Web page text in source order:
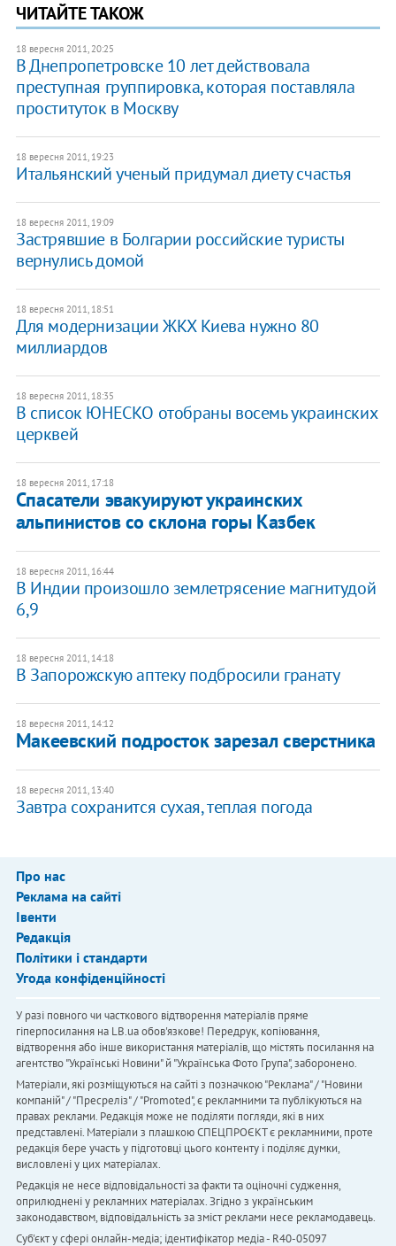
ЧИТАЙТЕ ТАКОЖ
18 вересня 2011, 20:25
В Днепропетровске 10 лет действовала
преступная группировка, которая поставляла
проституток в Москву
18 вересня 2011, 19:23
Итальянский ученый придумал диету счастья
18 вересня 2011, 19:09
​Застрявшие в Болгарии российские туристы
вернулись домой
18 вересня 2011, 18:51
Для модернизации ЖКХ Киева нужно 80
миллиардов
18 вересня 2011, 18:35
В список ЮНЕСКО отобраны восемь украинских
церквей
18 вересня 2011, 17:18
Спасатели эвакуируют украинских
альпинистов со склона горы Казбек
18 вересня 2011, 16:44
​В Индии произошло землетрясение магнитудой
6,9
18 вересня 2011, 14:18
В Запорожскую аптеку подбросили гранату
18 вересня 2011, 14:12
Макеевский подросток зарезал сверстника
18 вересня 2011, 13:40
Завтра сохранится сухая, теплая погода
Про нас
Реклама на сайті
Івенти
Редакція
Політики і стандарти
Угода конфіденційності
У разі повного чи часткового відтворення матеріалів пряме
гіперпосилання на LB.ua обов'язкове! Передрук, копіювання,
відтворення або інше використання матеріалів, що містять посилання на
агентство "Українськi Новини" й "Українська Фото Група", заборонено.
Матеріали, які розміщуються на сайті з позначкою "Реклама" / "Новини
компаній" / "Пресреліз" / "Promoted", є рекламними та публікуються на
правах реклами. Редакція може не поділяти погляди, які в них
представлені. Матеріали з плашкою СПЕЦПРОЄКТ є рекламними, проте
редакція бере участь у підготовці цього контенту і поділяє думки,
висловлені у цих матеріалах.
Редакція не несе відповідальності за факти та оціночні судження,
оприлюднені у рекламних матеріалах. Згідно з українським
законодавством, відповідальність за зміст реклами несе рекламодавець.
Cуб'єкт у сфері онлайн-медіа; ідентифікатор медіа - R40-05097